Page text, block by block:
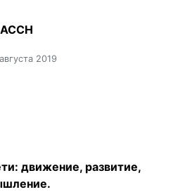
2019
движение, развитие,